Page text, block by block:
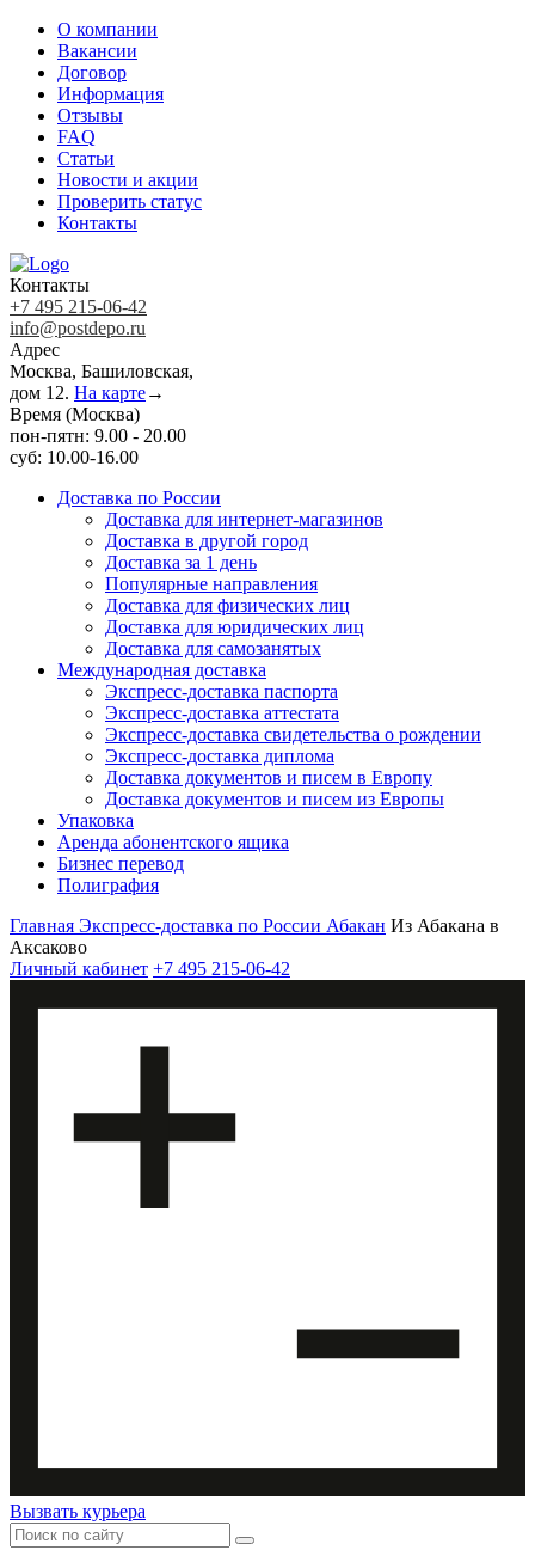
О компании
Вакансии
Договор
Информация
Отзывы
FAQ
Статьи
Новости и акции
Проверить статус
Контакты
Контакты
+7 495 215-06-42
info@postdepo.ru
Адрес
Москва, Башиловская,
дом 12. На карте→
Время (Москва)
пон-пятн: 9.00 - 20.00
суб: 10.00-16.00
Доставка по России
Доставка для интернет-магазинов
Доставка в другой город
Доставка за 1 день
Популярные направления
Доставка для физических лиц
Доставка для юридических лиц
Доставка для самозанятых
Международная доставка
Экспресс-доставка паспорта
Экспресс-доставка аттестата
Экспресс-доставка свидетельства о рождении
Экспресс-доставка диплома
Доставка документов и писем в Европу
Доставка документов и писем из Европы
Упаковка
Аренда абонентского ящика
Бизнес перевод
Полиграфия
Главная Экспресс-доставка по России Абакан Из Абакана в
Аксаково
Личный кабинет +7 495 215-06-42
Вызвать курьера